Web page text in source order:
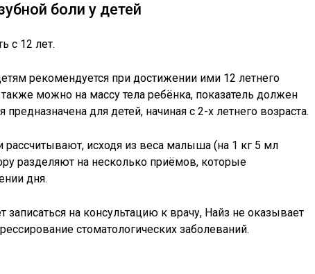
боли у детей
с 12 лет.
рекомендуется при достижении ими 12 летнего
также можно на массу тела ребёнка, показатель должен
для детей, начиная с 2-х летнего возраста.
исходя из веса малыша (на 1 кг 5 мл
разделяют на несколько приёмов, которые
дня.
записаться на консультацию к врачу, Найз не оказывает
стоматологических заболеваний.